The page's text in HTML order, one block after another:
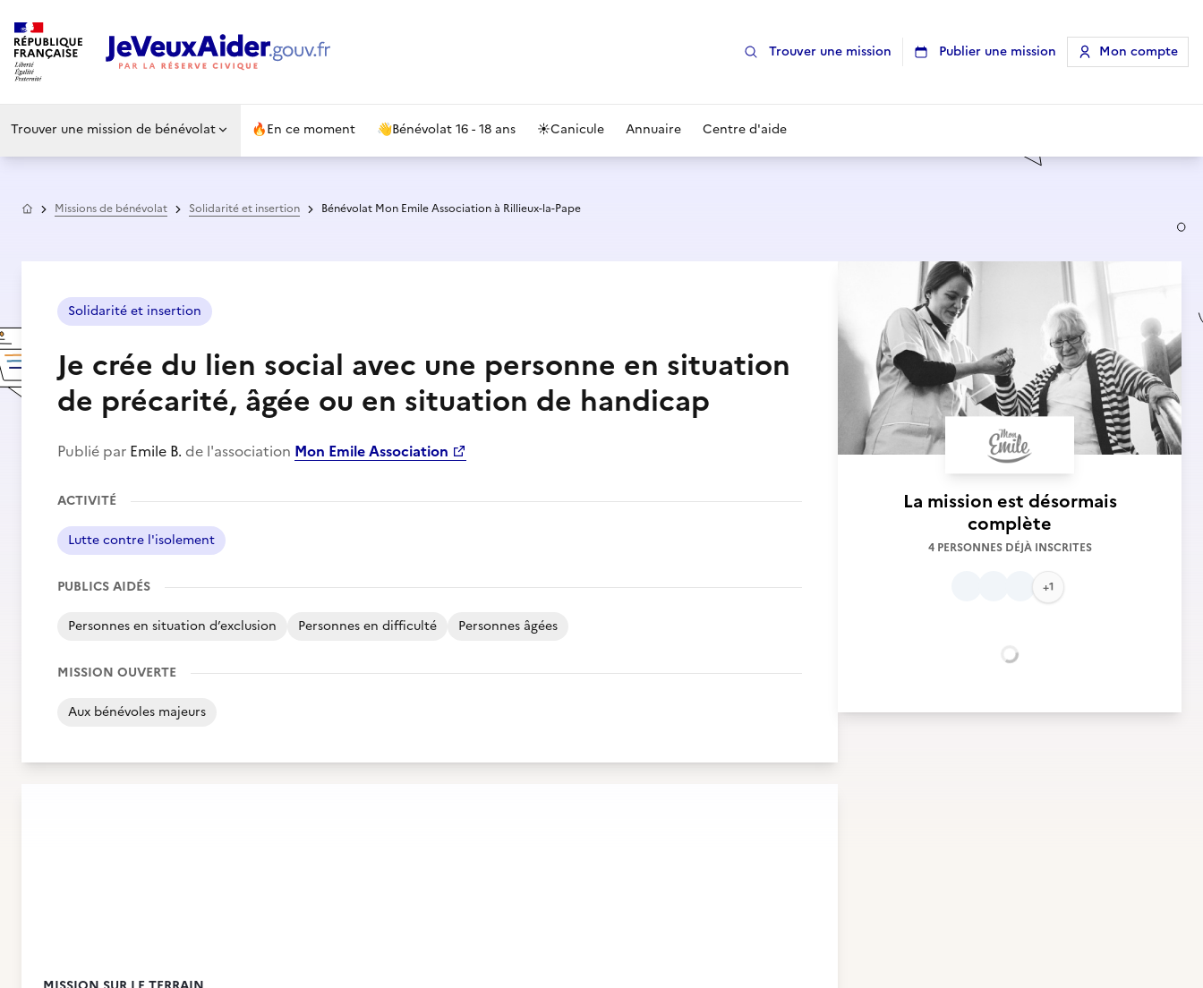
Trouver une mission Publier une mission Mon compte
Trouver une mission de bénévolat 🔥En ce moment 👋Bénévolat 16 - 18 ans ☀️Canicule Annuaire Centre d'aide
AccueilMissions de bénévolat Solidarité et insertion Bénévolat Mon Emile Association à Rillieux-la-Pape
Solidarité et insertion
Je crée du lien social avec une personne en situation
de précarité, âgée ou en situation de handicap
Publié par Emile B. de l'association Mon Emile Association
ACTIVITÉ
Lutte contre l'isolement
PUBLICS AIDÉS
Personnes en situation d’exclusion Personnes en difficulté Personnes âgées
MISSION OUVERTE
Aux bénévoles majeurs
La mission est désormais
complète
4 PERSONNES DÉJÀ INSCRITES
+1
Chargement...